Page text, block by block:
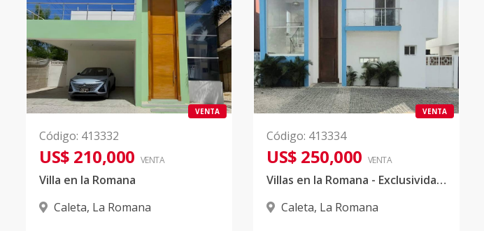
VENTA
Código: 413332
US$ 210,000 VENTA
Villa en la Romana
Caleta, La Romana
VENTA
Código: 413334
US$ 250,000 VENTA
Villas en la Romana - Exclusividad a solo 6 min de la playa
Caleta, La Romana